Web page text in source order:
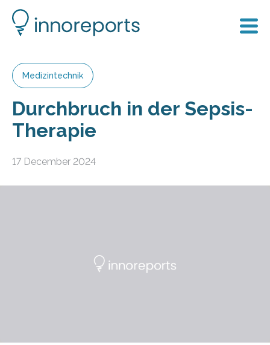
Medizintechnik
Durchbruch in der Sepsis-
Therapie
17 December 2024